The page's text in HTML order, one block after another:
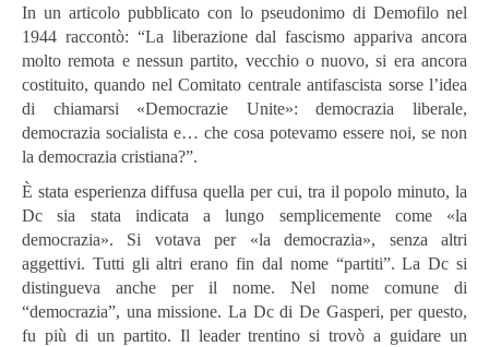
In un articolo pubblicato con lo pseudonimo di Demofilo nel
1944 raccontò: “La liberazione dal fascismo appariva ancora
molto remota e nessun partito, vecchio o nuovo, si era ancora
costituito, quando nel Comitato centrale antifascista sorse l’idea
di chiamarsi «Democrazie Unite»: democrazia liberale,
democrazia socialista e… che cosa potevamo essere noi, se non
la democrazia cristiana?”.
È stata esperienza diffusa quella per cui, tra il popolo minuto, la
Dc sia stata indicata a lungo semplicemente come «la
democrazia». Si votava per «la democrazia», senza altri
aggettivi. Tutti gli altri erano fin dal nome “partiti”. La Dc si
distingueva anche per il nome. Nel nome comune di
“democrazia”, una missione. La Dc di De Gasperi, per questo,
fu più di un partito. Il leader trentino si trovò a guidare un